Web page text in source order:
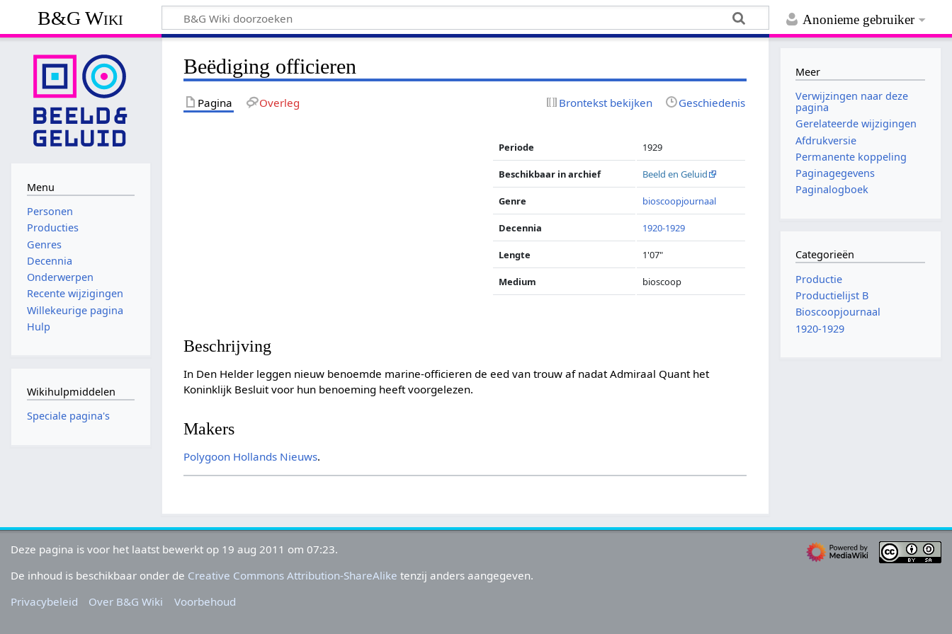
Anonieme gebruiker
B&G Wiki
Beëdiging officieren
Pagina Overleg Brontekst bekijken Geschiedenis
Periode 1929
Beschikbaar in archief Beeld en Geluid
Genre bioscoopjournaal
Decennia 1920-1929
Lengte 1'07"
Medium bioscoop
Beschrijving
In Den Helder leggen nieuw benoemde marine-officieren de eed van trouw af nadat Admiraal Quant het
Koninklijk Besluit voor hun benoeming heeft voorgelezen.
Makers
Polygoon Hollands Nieuws.
Menu
Personen
Producties
Genres
Decennia
Onderwerpen
Recente wijzigingen
Willekeurige pagina
Hulp
Wikihulpmiddelen
Speciale pagina's
Meer
Verwijzingen naar deze
pagina
Gerelateerde wijzigingen
Afdrukversie
Permanente koppeling
Paginagegevens
Paginalogboek
Categorieën
Productie
Productielijst B
Bioscoopjournaal
1920-1929
Deze pagina is voor het laatst bewerkt op 19 aug 2011 om 07:23.
De inhoud is beschikbaar onder de Creative Commons Attribution-ShareAlike tenzij anders aangegeven.
Privacybeleid
Over B&G Wiki Voorbehoud